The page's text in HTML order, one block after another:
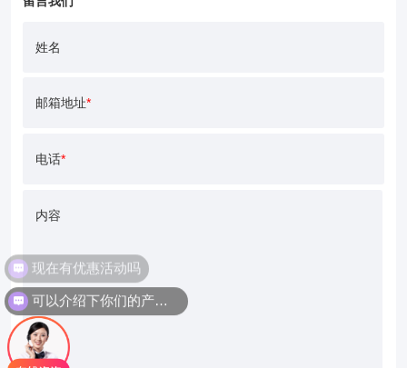
姓名
邮箱地址*
电话*
内容
现在有优惠活动吗